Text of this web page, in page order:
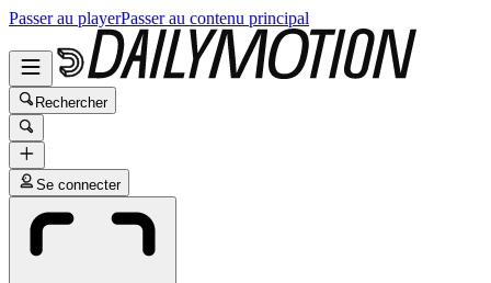
Passer au playerPasser au contenu principal
Rechercher
Se connecter